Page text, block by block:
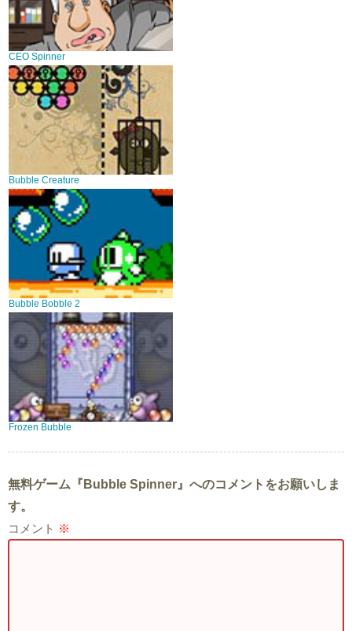
CEO Spinner
Bubble Creature
Bubble Bobble 2
Frozen Bubble
無料ゲーム『Bubble Spinner』へのコメントをお願いしま
す。
コメント ※